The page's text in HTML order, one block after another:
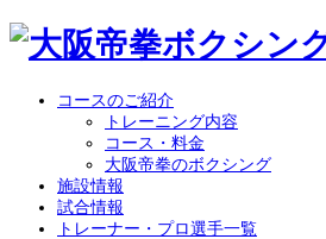
コースのご紹介
トレーニング内容
コース・料金
大阪帝拳のボクシング
施設情報
試合情報
トレーナー・プロ選手一覧